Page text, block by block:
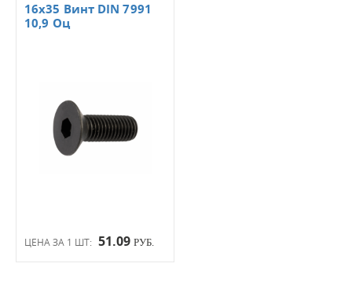
ЦЕНА ЗА 1 ШТ: 51.09 РУБ.
16х35 Винт DIN 7991
10,9 Оц